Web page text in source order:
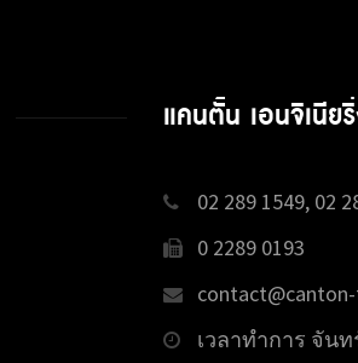
แคนตั้น เอนจิเนีย
02 289 1549, 02
0 2289 0193
เวลาทำการ จันท